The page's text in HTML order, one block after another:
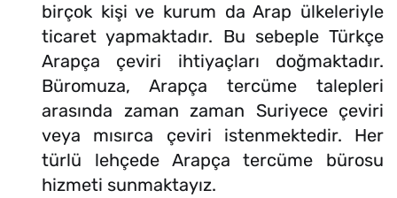
birçok kişi ve kurum da Arap ülkeleriyle
ticaret yapmaktadır. Bu sebeple Türkçe
Arapça çeviri ihtiyaçları doğmaktadır.
Büromuza, Arapça tercüme talepleri
arasında zaman zaman Suriyece çeviri
veya mısırca çeviri istenmektedir. Her
türlü lehçede Arapça tercüme bürosu
hizmeti sunmaktayız.